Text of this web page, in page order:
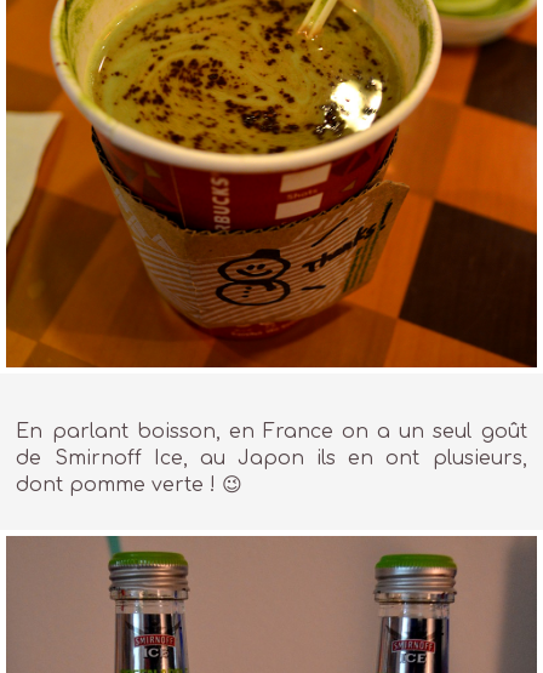
En parlant boisson, en France on a un seul goût
de Smirnoff Ice, au Japon ils en ont plusieurs,
dont pomme verte ! 😉